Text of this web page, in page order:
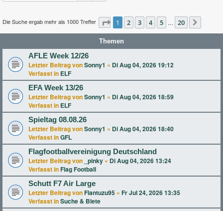
Die Suche ergab mehr als 1000 Treffer Seite1 von 20
1 2 3 4 5 … 20
Themen
AFLE Week 12/26
Letzter Beitrag vonSonny1 « Di Aug 04, 2026 19:12
Verfasst in ELF
EFA Week 13/26
Letzter Beitrag vonSonny1 « Di Aug 04, 2026 18:59
Verfasst in ELF
Spieltag 08.08.26
Letzter Beitrag vonSonny1 « Di Aug 04, 2026 18:40
Verfasst inGFL
Flagfootballvereinigung Deutschland
Letzter Beitrag von _pinky « Di Aug 04, 2026 13:24
Verfasst in Flag Football
Schutt F7 Air Large
Letzter Beitrag von Flantuzu95 « Fr Jul 24, 2026 13:35
Verfasst inSuche & Biete